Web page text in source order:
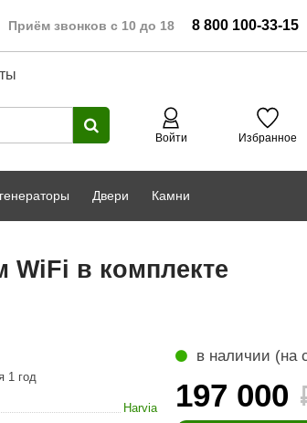
Приём звонков с 10 до 18 8 800 100-33-15
Войти Избранное
PRO METALL
Руспанель
Двери Камни
WiFi в комплекте
в наличии (на
197 000
1 год
Harvia